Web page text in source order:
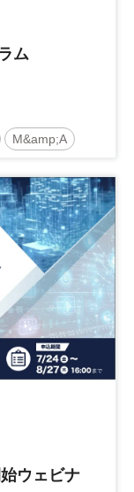
ム
M&amp;A
加無料
ウェビナ